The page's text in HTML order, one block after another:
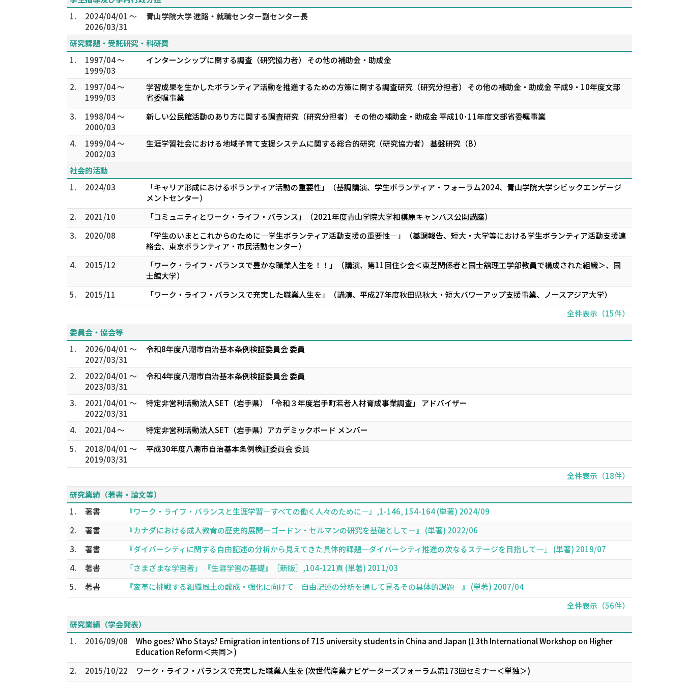
1.
2024/04/01 ～
2026/03/31
青山学院大学 進路・就職センター副センター長
研究課題・受託研究・科研費
1.
1997/04 ～
1999/03
インターンシップに関する調査（研究協力者） その他の補助金・助成金
2.
1997/04 ～
1999/03
学習成果を生かしたボランティア活動を推進するための方策に関する調査研究（研究分担者） その他の補助金・助成金 平成9・10年度文部
省委嘱事業
3.
1998/04 ～
2000/03
新しい公民館活動のあり方に関する調査研究（研究分担者） その他の補助金・助成金 平成10･11年度文部省委嘱事業
4.
1999/04 ～
2002/03
生涯学習社会における地域子育て支援システムに関する総合的研究（研究協力者） 基盤研究（B）
社会的活動
1.
2024/03
「キャリア形成におけるボランティア活動の重要性」（基調講演、学生ボランティア・フォーラム2024、青山学院大学シビックエンゲージ
メントセンター）
2.
2021/10
「コミュニティとワーク・ライフ・バランス」（2021年度青山学院大学相模原キャンパス公開講座）
3.
2020/08
「学生のいまとこれからのために―学生ボランティア活動支援の重要性―」（基調報告、短大・大学等における学生ボランティア活動支援連
絡会、東京ボランティア・市民活動センター）
4.
2015/12
「ワーク・ライフ・バランスで豊かな職業人生を！！」（講演、第11回住シ会＜東芝関係者と国士舘理工学部教員で構成された組織＞、国
士館大学）
5.
2015/11
「ワーク・ライフ・バランスで充実した職業人生を」（講演、平成27年度秋田県秋大・短大パワーアップ支援事業、ノースアジア大学）
全件表示（15件）
委員会・協会等
1.
2026/04/01 ～
2027/03/31
令和8年度八潮市自治基本条例検証委員会 委員
2.
2022/04/01 ～
2023/03/31
令和4年度八潮市自治基本条例検証委員会 委員
3.
2021/04/01 ～
2022/03/31
特定非営利活動法人SET（岩手県）「令和３年度岩手町若者人材育成事業調査」 アドバイザー
4. 2021/04 ～
特定非営利活動法人SET（岩手県）アカデミックボード メンバー
5.
2018/04/01 ～
2019/03/31
平成30年度八潮市自治基本条例検証委員会 委員
全件表示（18件）
研究業績（著書・論文等）
1.
著書
『ワーク・ライフ・バランスと生涯学習―すべての働く人々のために―』,1-146, 154-164 (単著) 2024/09
2.
著書
『カナダにおける成人教育の歴史的展開―ゴードン・セルマンの研究を基礎として―』 (単著) 2022/06
3.
著書
『ダイバーシティに関する自由記述の分析から見えてきた具体的課題―ダイバーシティ推進の次なるステージを目指して―』 (単著) 2019/07
4.
著書
「さまざまな学習者」 『生涯学習の基礎』［新版］,104-121頁 (単著) 2011/03
5.
著書
『変革に挑戦する組織風土の醸成・強化に向けて―自由記述の分析を通して見るその具体的課題―』 (単著) 2007/04
全件表示（56件）
研究業績（学会発表）
1.
2016/09/08
Who goes? Who Stays? Emigration intentions of 715 university students in China and Japan (13th International Workshop on Higher
Education Reform＜共同＞)
2.
2015/10/22 ワーク・ライフ・バランスで充実した職業人生を (次世代産業ナビゲーターズフォーラム第173回セミナー＜単独＞)